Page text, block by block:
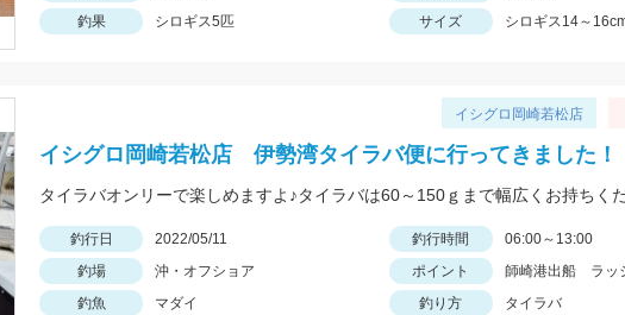
釣果
シロギス5匹 サイズ シロギス14～
イシグロ岡崎若松店
イシグロ岡崎若松店 伊勢湾タイラバ便に行ってきました！
釣行日 2022/05/11 釣行時間
06:00～13:00
釣場
沖・オフショア ポイント
師崎港出船 ラッ
釣魚
マダイ 釣り方 タイラバ